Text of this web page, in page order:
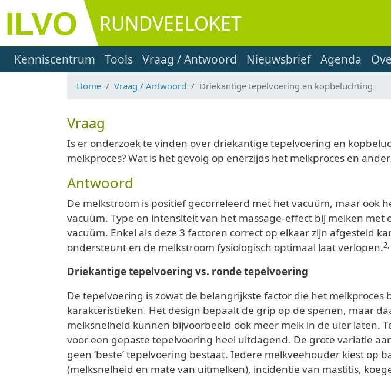
Overslaan en naar de inhoud gaan
RUNDVEELOKET
Main navigation
Kenniscentrum Tools Vraag / Antwoord Nieuwsbrief Agenda
Home Vraag / Antwoord Driekantige tepelvoering en kopbeluchting
Vraag
Is er onderzoek te vinden over driekantige tepelvoering en
melkproces? Wat is het gevolg op enerzijds het melkproces en
Antwoord
De melkstroom is positief gecorreleerd met het vacuüm, maar ook
vacuüm. Type en intensiteit van het massage-effect bij melken
vacuüm. Enkel als deze 3 factoren correct op elkaar zijn afgesteld
ondersteunt en de melkstroom fysiologisch optimaal laat verlopen.2,
Driekantige tepelvoering vs. ronde tepelvoering
De tepelvoering is zowat de belangrijkste factor die het
karakteristieken. Het design bepaalt de grip op de spenen, maar
melksnelheid kunnen bijvoorbeeld ook meer melk in de uier laten.
voor een gepaste tepelvoering heel uitdagend. De grote variatie
geen ‘beste’ tepelvoering bestaat. Iedere melkveehouder kiest op
(melksnelheid en mate van uitmelken), incidentie van mastitis,